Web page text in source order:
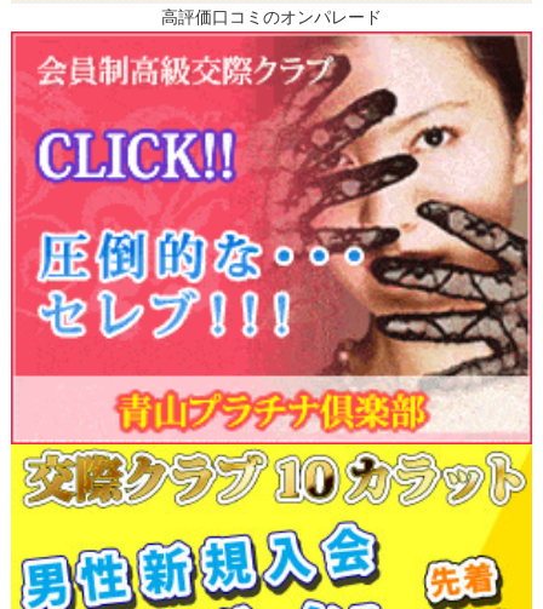
高評価口コミのオンパレード